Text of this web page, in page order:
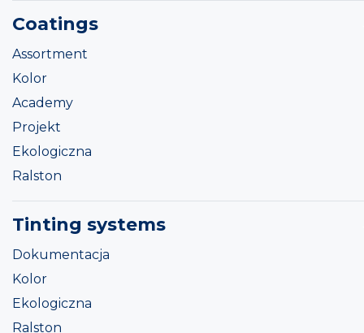
Coatings
Assortment
Kolor
Academy
Projekt
Ekologiczna
Ralston
Tinting systems
Dokumentacja
Kolor
Ekologiczna
Ralston